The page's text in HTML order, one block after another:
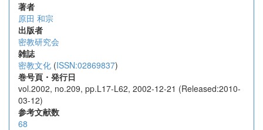
著者
原田 和宗
出版者
密教研究会
雑誌
密教文化 (ISSN:02869837)
巻号頁・発行日
vol.2002, no.209, pp.L17-L62, 2002-12-21 (Released:2010-
03-12)
参考文献数
68